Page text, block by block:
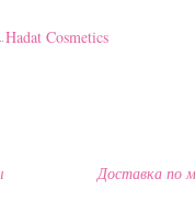
Hadat Cosmetics
Доставка по